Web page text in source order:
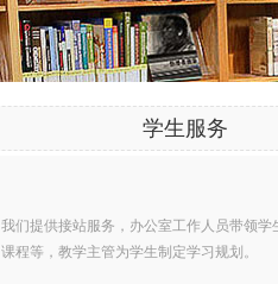
学生服务
我们提供接站服务，办公室工作人员带领
课程等，教学主管为学生制定学习规划。